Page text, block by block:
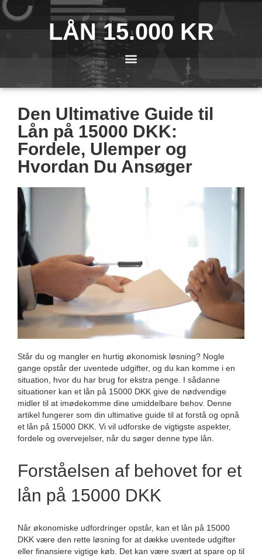
LÅN 15.000 KR
Den Ultimative Guide til
Lån på 15000 DKK:
Fordele, Ulemper og
Hvordan Du Ansøger
Står du og mangler en hurtig økonomisk løsning? Nogle
gange opstår der uventede udgifter, og du kan komme i en
situation, hvor du har brug for ekstra penge. I sådanne
situationer kan et lån på 15000 DKK give de nødvendige
midler til at imødekomme dine umiddelbare behov. Denne
artikel fungerer som din ultimative guide til at forstå og opnå
et lån på 15000 DKK. Vi vil udforske de vigtigste aspekter,
fordele og overvejelser, når du søger denne type lån.
Forståelsen af behovet for et
lån på 15000 DKK
Når økonomiske udfordringer opstår, kan et lån på 15000
DKK være den rette løsning for at dække uventede udgifter
eller finansiere vigtige køb. Det kan være svært at spare op til